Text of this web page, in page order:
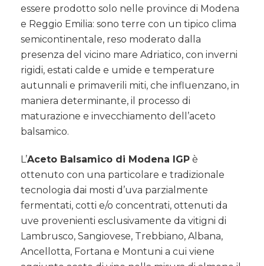
essere prodotto solo nelle province di Modena
e Reggio Emilia: sono terre con un tipico clima
semicontinentale, reso moderato dalla
presenza del vicino mare Adriatico, con inverni
rigidi, estati calde e umide e temperature
autunnali e primaverili miti, che influenzano, in
maniera determinante, il processo di
maturazione e invecchiamento dell’aceto
balsamico.
L’Aceto Balsamico di Modena IGP è
ottenuto con una particolare e tradizionale
tecnologia dai mosti d’uva parzialmente
fermentati, cotti e/o concentrati, ottenuti da
uve provenienti esclusivamente da vitigni di
Lambrusco, Sangiovese, Trebbiano, Albana,
Ancellotta, Fortana e Montuni a cui viene